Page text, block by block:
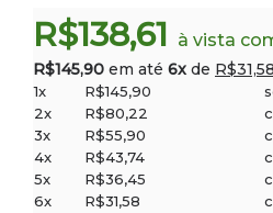
R$138,61 à vista
R$145,90 em até 6x de
1x R$145,90
2x
R$80,22
3x
R$55,90
4x
R$43,74
5x
R$36,45
6x
R$31,58